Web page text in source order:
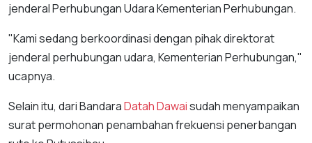
jenderal Perhubungan Udara Kementerian Perhubungan.
"Kami sedang berkoordinasi dengan pihak direktorat
jenderal perhubungan udara, Kementerian Perhubungan,"
ucapnya.
Selain itu, dari BandaraDatah Dawaisudah menyampaikan
surat permohonan penambahan frekuensi penerbangan